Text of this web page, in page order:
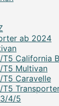
ab 2024
T5 California
T5 Multivan
T5 Caravelle
T5
4/5